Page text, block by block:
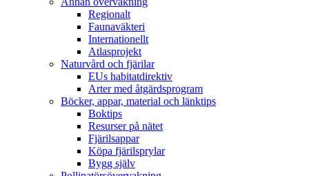
Regionalt
Faunaväkteri
Internationellt
Atlasprojekt
Naturvård och fjärilar
EUs habitatdirektiv
Arter med åtgärdsprogram
Böcker, appar, material och länktips
Boktips
Resurser på nätet
Fjärilsappar
Köpa fjärilsprylar
Bygg själv